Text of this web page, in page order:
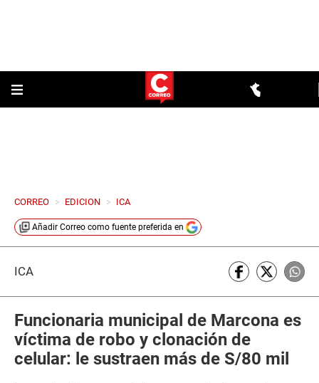
CORREO > EDICION > ICA
Añadir Correo como fuente preferida en
ICA
Funcionaria municipal de Marcona es
víctima de robo y clonación de
celular: le sustraen más de S/80 mil